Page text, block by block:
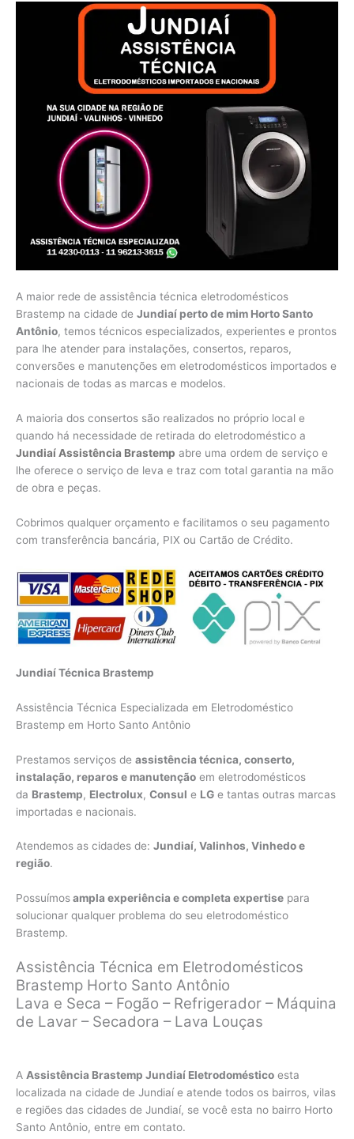
A maior rede de assistência técnica eletrodomésticos
Brastemp na cidade de Jundiaí perto de mim Horto Santo
Antônio, temos técnicos especializados, experientes e prontos
para lhe atender para instalações, consertos, reparos,
conversões e manutenções em eletrodomésticos importados e
nacionais de todas as marcas e modelos.
A maioria dos consertos são realizados no próprio local e
quando há necessidade de retirada do eletrodoméstico a
Jundiaí Assistência Brastemp abre uma ordem de serviço e
lhe oferece o serviço de leva e traz com total garantia na mão
de obra e peças.
Cobrimos qualquer orçamento e facilitamos o seu pagamento
com transferência bancária, PIX ou Cartão de Crédito.
Jundiaí Técnica Brastemp
Assistência Técnica Especializada em Eletrodoméstico
Brastemp em Horto Santo Antônio
Prestamos serviços de assistência técnica, conserto,
instalação, reparos e manutenção em eletrodomésticos
da Brastemp, Electrolux, Consul e LG e tantas outras marcas
importadas e nacionais.
Atendemos as cidades de: Jundiaí, Valinhos, Vinhedo e
região.
Possuímosampla experiência e completa expertise para
solucionar qualquer problema do seu eletrodoméstico
Brastemp.
Assistência Técnica em Eletrodomésticos
Brastemp Horto Santo Antônio
Lava e Seca – Fogão – Refrigerador – Máquina
de Lavar – Secadora – Lava Louças
A Assistência Brastemp Jundiaí Eletrodoméstico esta
localizada na cidade de Jundiaí e atende todos os bairros, vilas
e regiões das cidades de Jundiaí, se você esta no bairro Horto
Santo Antônio, entre em contato.